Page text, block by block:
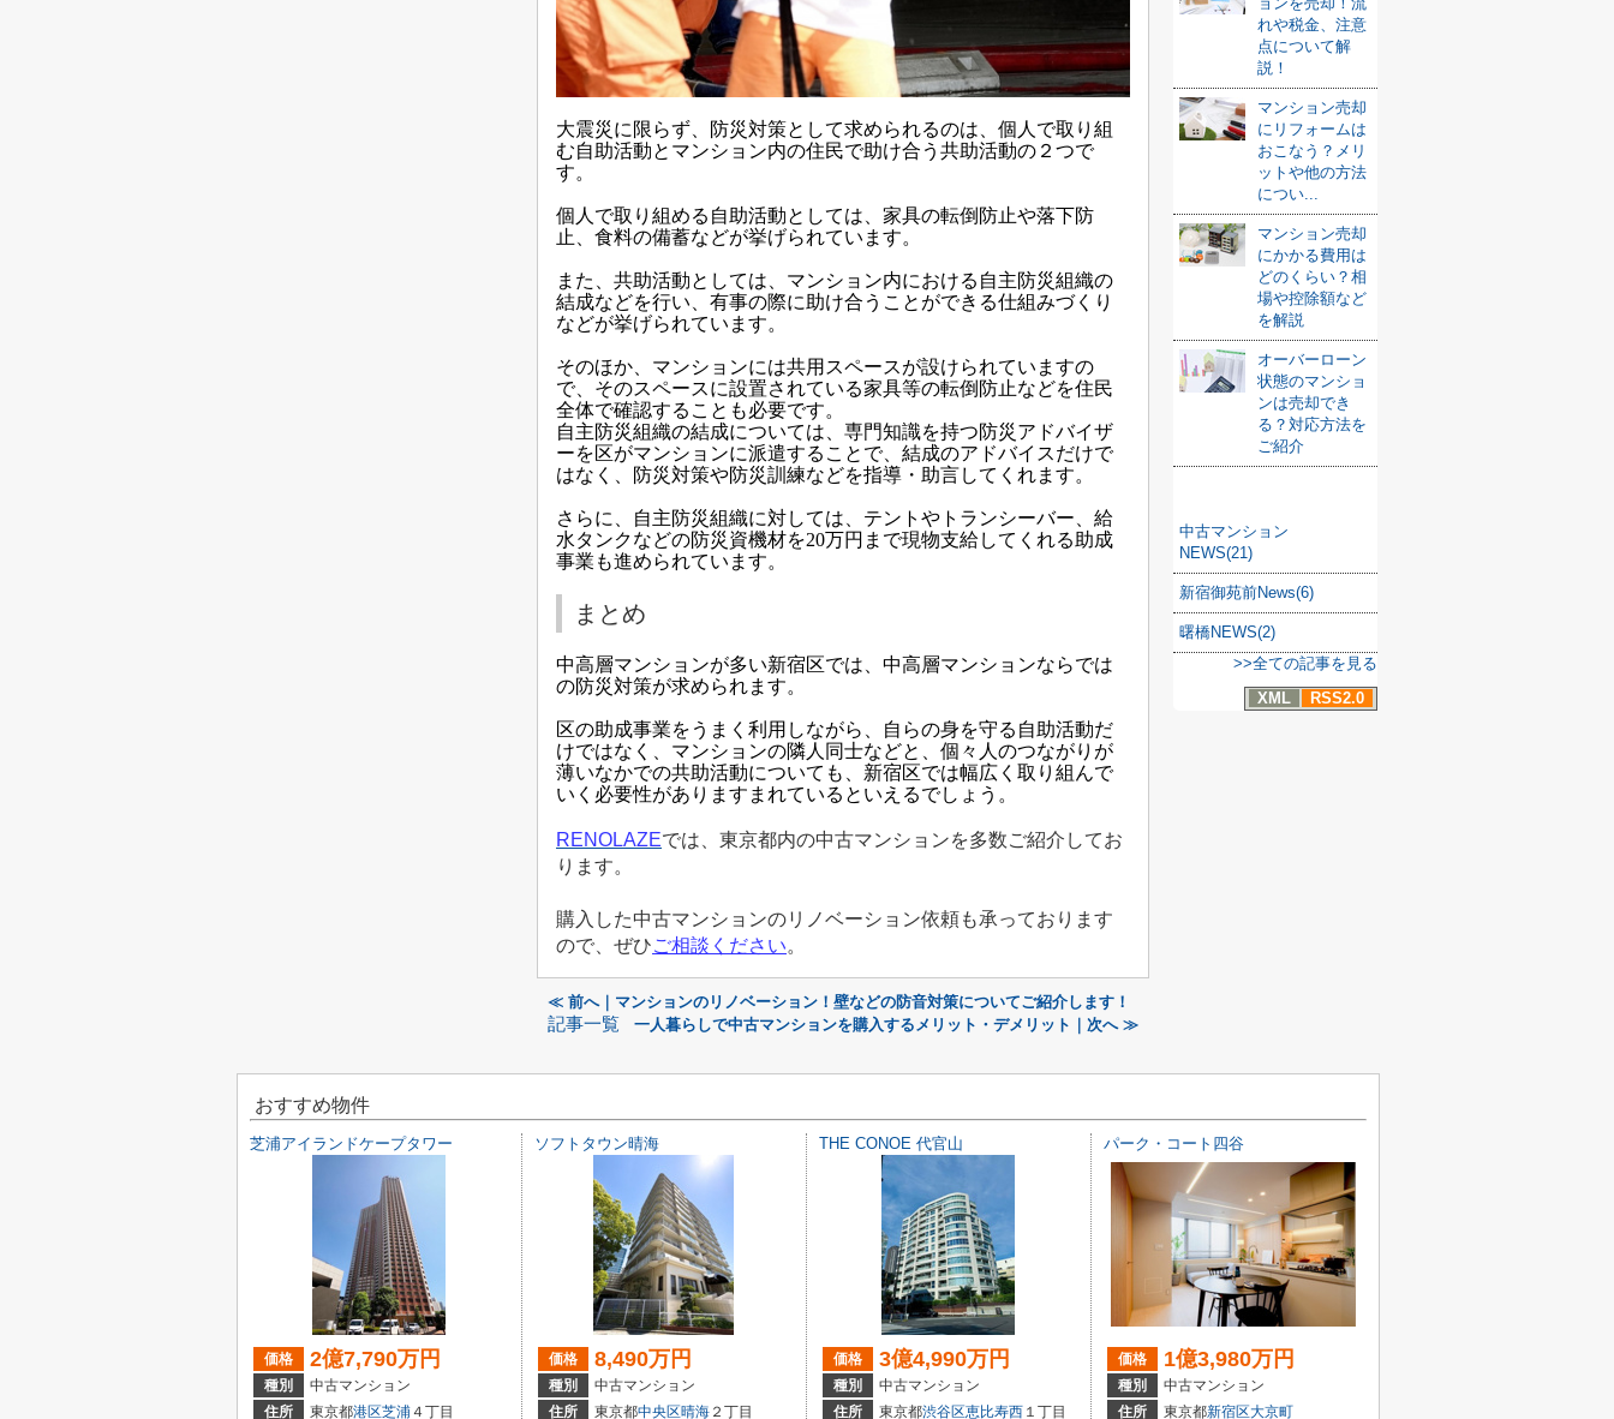
大震災に限らず、防災対策として求められるのは、個人で取り組
む自助活動とマンション内の住民で助け合う共助活動の２つで
す。
個人で取り組める自助活動としては、家具の転倒防止や落下防
止、食料の備蓄などが挙げられています。
また、共助活動としては、マンション内における自主防災組織の
結成などを行い、有事の際に助け合うことができる仕組みづくり
などが挙げられています。
そのほか、マンションには共用スペースが設けられていますの
で、そのスペースに設置されている家具等の転倒防止などを住民
全体で確認することも必要です。
自主防災組織の結成については、専門知識を持つ防災アドバイザ
ーを区がマンションに派遣することで、結成のアドバイスだけで
はなく、防災対策や防災訓練などを指導・助言してくれます。
さらに、自主防災組織に対しては、テントやトランシーバー、給
水タンクなどの防災資機材を20万円まで現物支給してくれる助成
事業も進められています。
まとめ
中高層マンションが多い新宿区では、中高層マンションならでは
の防災対策が求められます。
区の助成事業をうまく利用しながら、自らの身を守る自助活動だ
けではなく、マンションの隣人同士などと、個々人のつながりが
薄いなかでの共助活動についても、新宿区では幅広く取り組んで
いく必要性がありますまれているといえるでしょう。
RENOLAZEでは、東京都内の中古マンションを多数ご紹介してお
ります。
購入した中古マンションのリノベーション依頼も承っております
ので、ぜひご相談ください。
≪ 前へ｜マンションのリノベーション！壁などの防音対策についてご紹介します！
記事一覧 一人暮らしで中古マンションを購入するメリット・デメリット｜次へ ≫
れや税金、注意
点について解
説！
マンション売却
にリフォームは
おこなう？メリ
ットや他の方法
につい...
マンション売却
にかかる費用は
どのくらい？相
場や控除額など
を解説
オーバーローン
状態のマンショ
ンは売却でき
る？対応方法を
ご紹介
中古マンション
NEWS(21)
新宿御苑前News(6)
曙橋NEWS(2)
>>全ての記事を見る
XML
RSS2.0
おすすめ物件
芝浦アイランドケープタワー
価格 2億7,790万円
種別
中古マンション
住所
東京都港区芝浦４丁目
ソフトタウン晴海
価格 8,490万円
種別
中古マンション
住所
東京都中央区晴海 ２丁目
THE CONOE 代官山
価格 3億4,990万円
種別
中古マンション
住所
東京都渋谷区恵比寿西 １丁目
パーク・コート四谷
価格 1億3,980万円
種別
中古マンション
住所
東京都新宿区大京町